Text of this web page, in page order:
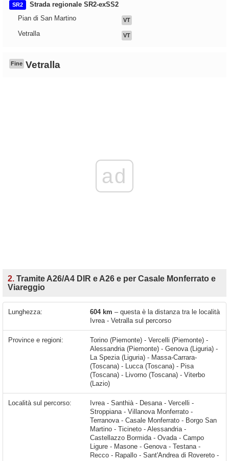
SR2
Strada regionale SR2-exSS2
Pian di San Martino
VT
Vetralla VT
Fine Vetralla
ad
2. Tramite A26/A4 DIR e A26 e per Casale Monferrato e
Viareggio
Lunghezza: 604 km – questa è la distanza tra le località
Ivrea - Vetralla sul percorso
Province e regioni:
Torino (Piemonte) - Vercelli (Piemonte) -
Alessandria (Piemonte) - Genova (Liguria) -
La Spezia (Liguria) - Massa-Carrara-
(Toscana) - Lucca (Toscana) - Pisa
(Toscana) - Livorno (Toscana) - Viterbo
(Lazio)
Località sul percorso: Ivrea - Santhià - Desana - Vercelli - Stroppiana - Villanova Monferrato - Terranova - Casale Monferrato - Borgo San Martino - Ticineto - Alessandria - Castellazzo Bormida - Ovada - Campo Ligure - Masone - Genova - Testana - Recco - Rapallo - Sant'Andrea di Rovereto - Chiavari - San Salvatore - Lavagna - Sestri Levante - Riva Trigoso - Casarza Ligure - Deiva Marina - Mulino - Ca' Mirò - Ghiaia - Piazza - Carrodano Inferiore - Levanto - Brugnato - Borghetto di Vara - La Spezia - Santo Stefano di Magra - A